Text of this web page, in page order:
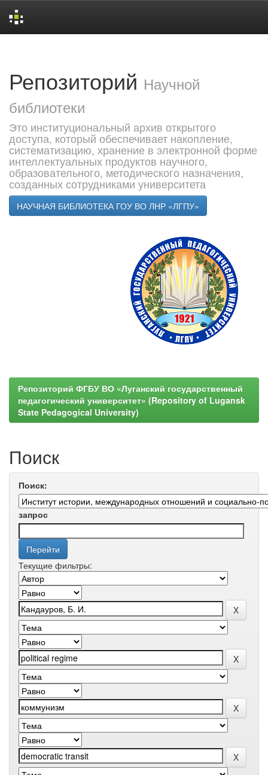
Репозиторий Научной
библиотеки
Это институциональный архив открытого
доступа, который обеспечивает накопление,
систематизацию, хранение в электронной форме
интеллектуальных продуктов научного,
образовательного, методического назначения,
созданных сотрудниками университета
НАУЧНАЯ БИБЛИОТЕКА ГОУ ВО ЛНР «ЛГПУ»
Репозиторий ФГБУ ВО «Луганский государственный
педагогический университет» (Repository of Lugansk
State Pedagogical University)
Поиск
Поиск:
запрос
Текущие фильтры: